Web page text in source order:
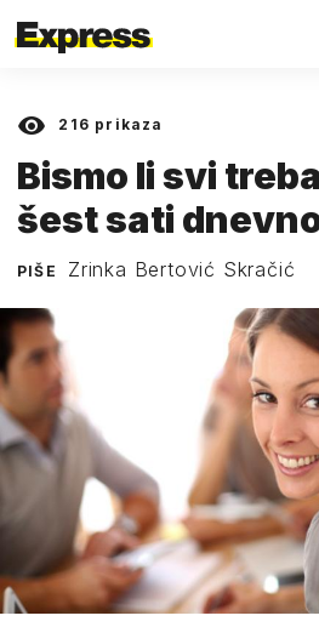
216 prikaza
Bismo li svi
šest sati
PIŠE Zrinka Bertović Skračić